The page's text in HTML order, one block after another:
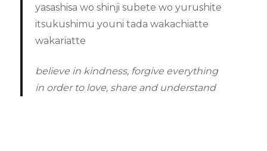
yasashisa wo shinji subete wo yurushite
itsukushimu youni tada wakachiatte
wakariatte
believe in kindness, forgive everything
in order to love, share and understand